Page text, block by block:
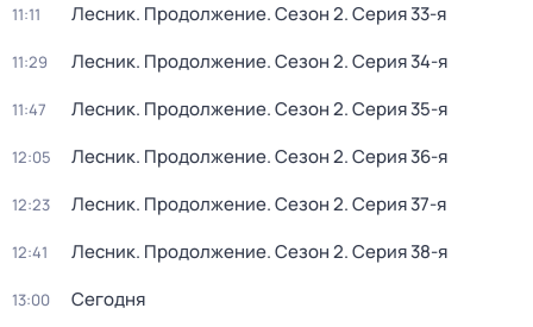
11:11 Лесник. Продолжение. Сезон 2. Серия 33-я
11:29 Лесник. Продолжение. Сезон 2. Серия 34-я
11:47 Лесник. Продолжение. Сезон 2. Серия 35-я
12:05 Лесник. Продолжение. Сезон 2. Серия 36-я
12:23 Лесник. Продолжение. Сезон 2. Серия 37-я
12:41 Лесник. Продолжение. Сезон 2. Серия 38-я
13:00 Сегодня